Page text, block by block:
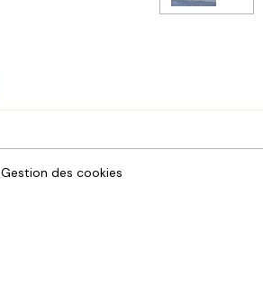
Gestion des cookies